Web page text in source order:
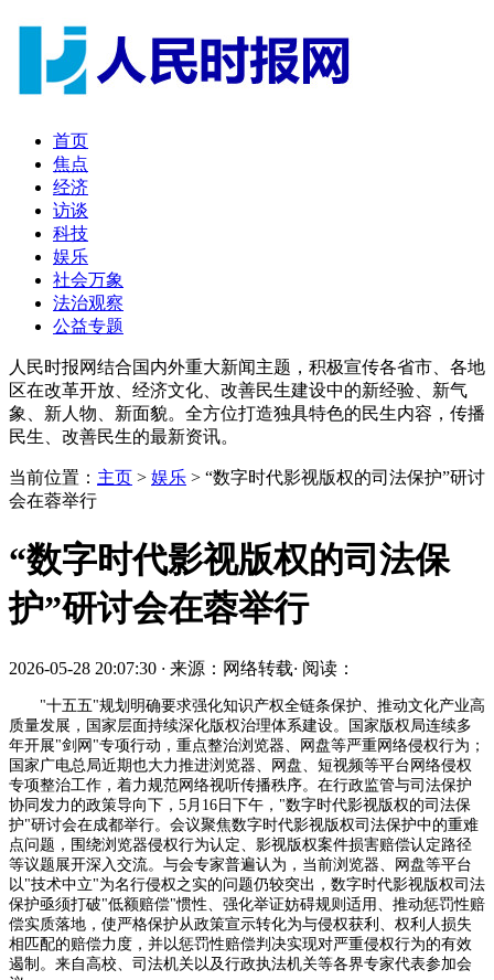
首页
焦点
经济
访谈
科技
娱乐
社会万象
法治观察
公益专题
人民时报网结合国内外重大新闻主题，积极宣传各省市、各地
区在改革开放、经济文化、改善民生建设中的新经验、新气
象、新人物、新面貌。全方位打造独具特色的民生内容，传播
民生、改善民生的最新资讯。
当前位置： 主页 > 娱乐 > “数字时代影视版权的司法保护”研讨
会在蓉举行
“数字时代影视版权的司法保
护”研讨会在蓉举行
2026-05-28 20:07:30 · 来源：网络转载· 阅读：
"十五五"规划明确要求强化知识产权全链条保护、推动文化产业高
质量发展，国家层面持续深化版权治理体系建设。国家版权局连续多
年开展"剑网"专项行动，重点整治浏览器、网盘等严重网络侵权行为；
国家广电总局近期也大力推进浏览器、网盘、短视频等平台网络侵权
专项整治工作，着力规范网络视听传播秩序。在行政监管与司法保护
协同发力的政策导向下，5月16日下午，"数字时代影视版权的司法保
护"研讨会在成都举行。会议聚焦数字时代影视版权司法保护中的重难
点问题，围绕浏览器侵权行为认定、影视版权案件损害赔偿认定路径
等议题展开深入交流。与会专家普遍认为，当前浏览器、网盘等平台
以"技术中立"为名行侵权之实的问题仍较突出，数字时代影视版权司法
保护亟须打破"低额赔偿"惯性、强化举证妨碍规则适用、推动惩罚性赔
偿实质落地，使严格保护从政策宣示转化为与侵权获利、权利人损失
相匹配的赔偿力度，并以惩罚性赔偿判决实现对严重侵权行为的有效
遏制。来自高校、司法机关以及行政执法机关等各界专家代表参加会